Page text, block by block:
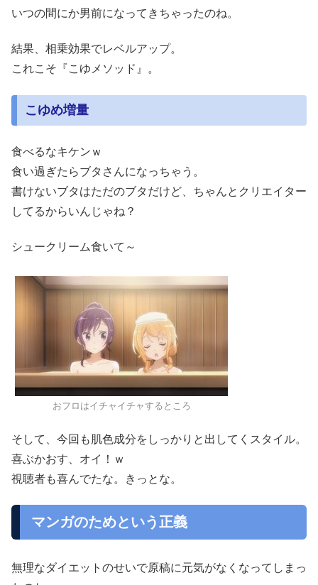
いつの間にか男前になってきちゃったのね。
結果、相乗効果でレベルアップ。
これこそ『こゆメソッド』。
こゆめ増量
食べるなキケンｗ
食い過ぎたらブタさんになっちゃう。
書けないブタはただのブタだけど、ちゃんとクリエイター
してるからいんじゃね？
シュークリーム食いて～
おフロはイチャイチャするところ
そして、今回も肌色成分をしっかりと出してくスタイル。
喜ぶかおす、オイ！ｗ
視聴者も喜んでたな。きっとな。
マンガのためという正義
無理なダイエットのせいで原稿に元気がなくなってしまっ